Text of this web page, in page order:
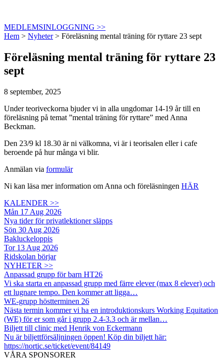
MEDLEMSINLOGGNING >>
Hem > Nyheter> Föreläsning mental träning för ryttare 23 sept
Föreläsning mental träning för ryttare 23
sept
8 september, 2025
Under teoriveckorna bjuder vi in alla ungdomar 14-19 år till en
föreläsning på temat ”mental träning för ryttare” med Anna
Beckman.
Den 23/9 kl 18.30 är ni välkomna, vi är i teorisalen eller i cafe
beroende på hur många vi blir.
Anmälan via formulär
Ni kan läsa mer information om Anna och föreläsningen HÄR
KALENDER >>
Mån 17 Aug 2026
Nya tider för privatlektioner släpps
Sön 30 Aug 2026
Bakluckeloppis
Tor 13 Aug 2026
Ridskolan börjar
NYHETER >>
Anpassad grupp för barn HT26
Vi ska starta en anpassad grupp med färre elever (max 8 elever) och
ett lugnare tempo. Den kommer att ligga…
WE-grupp höstterminen 26
Nästa termin kommer vi ha en introduktionskurs Working Equitation
(WE) för er som går i grupp 2.4-3.3 och är mellan…
Biljett till clinic med Henrik von Eckermann
Nu är biljettförsäljningen öppen! Köp din biljett här:
https://nortic.se/ticket/event/84149
VÅRA SPONSORER